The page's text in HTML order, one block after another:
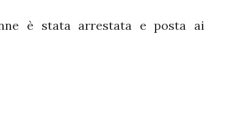
è stata arrestata e posta ai